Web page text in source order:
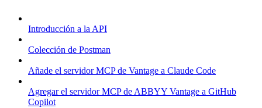
Introducción a la API
Colección de Postman
Añade el servidor MCP de Vantage a Claude Code
Agregar el servidor MCP de ABBYY Vantage a GitHub
Copilot